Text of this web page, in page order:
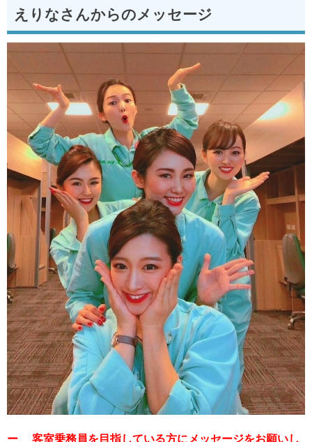
えりなさんからのメッセージ
ー 客室乗務員を目指している方にメッセージをお願いし